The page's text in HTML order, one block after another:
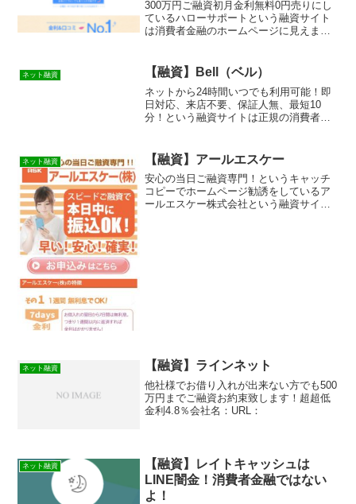
300万円ご融資初月金利無料0円売りにし
ているハローサポートという融資サイト
は消費者金融のホームページに見えます
ません！表記している金額や金利も嘘で
す。この記事は闇金の見分け方やその手
口や嫌がらせなどを実際に体験をもとに
紹介しています。優良で審査の柔軟な貸
金業者の紹介と新しい審査なしも資金調
ネット融資 【融資】Bell（ベル）
ネットから24時間いつでも利用可能！即
日対応、来店不要、保証人無、最短10
分！という融資サイトは正規の消費者金
を与えられたスマホ専用の闇金サイトな
ので時間が経てば再度...
ネット融資 【融資】アールエスケー
安心の当日ご融資専門！というキャッチ
コピーでホームページ勧誘をしているア
ールエスケー株式会社という融資サイト
ネット融資 【融資】ラインネット
他社様でお借り入れが出来ない方でも500
万円までご融資お約束致します！超超低
金利4.8％会社名：URL：
ネット融資
【融資】レイトキャッシュは
LINE闇金！消費者金融ではない
よ！